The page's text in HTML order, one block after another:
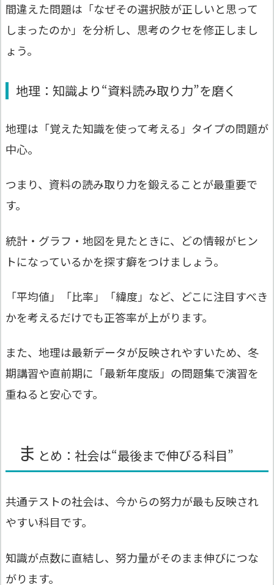
間違えた問題は「なぜその選択肢が正しいと思って
しまったのか」を分析し、思考のクセを修正しまし
ょう。
地理：知識より“資料読み取り力”を磨く
地理は「覚えた知識を使って考える」タイプの問題が
中心。
つまり、資料の読み取り力を鍛えることが最重要で
す。
統計・グラフ・地図を見たときに、どの情報がヒン
トになっているかを探す癖をつけましょう。
「平均値」「比率」「緯度」など、どこに注目すべき
かを考えるだけでも正答率が上がります。
また、地理は最新データが反映されやすいため、冬
期講習や直前期に「最新年度版」の問題集で演習を
重ねると安心です。
ま とめ：社会は“最後まで伸びる科目”
共通テストの社会は、今からの努力が最も反映され
やすい科目です。
知識が点数に直結し、努力量がそのまま伸びにつな
がります。